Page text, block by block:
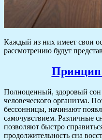
Каждый из них имеет свои
рассмотрению будут
Принцип
Полноценный, здоровый сон
человеческого организма.
бессонницы, начинают
самочувствием. Различные
позволяют быстро
продолжительность сна